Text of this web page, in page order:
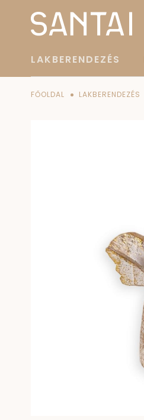
LAKBERENDEZÉS
FŐOLDAL LAKBERENDEZÉS